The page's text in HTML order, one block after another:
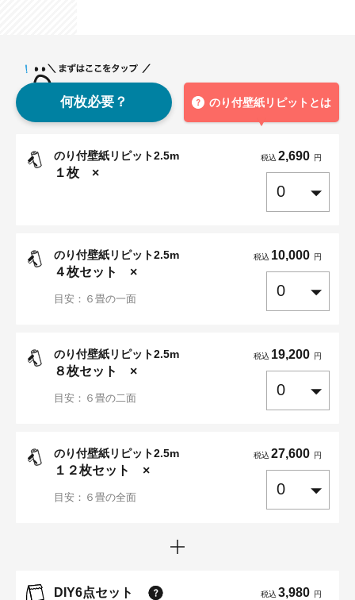
何枚必要？ のり付壁紙リピットとは
のり付壁紙リピット2.5m
１枚 ×
税込 2,690 円
のり付壁紙リピット2.5m
４枚セット ×
目安：６畳の一面
税込 10,000 円
のり付壁紙リピット2.5m
８枚セット ×
目安：６畳の二面
税込 19,200 円
のり付壁紙リピット2.5m
１２枚セット ×
目安：６畳の全面
税込 27,600 円
DIY6点セット 税込 3,980 円